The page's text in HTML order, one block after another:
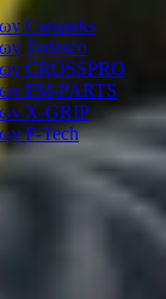
Carapaks
Tedesco
CROSSPRO
FM-PARTS
X-GRIP
P-Tech